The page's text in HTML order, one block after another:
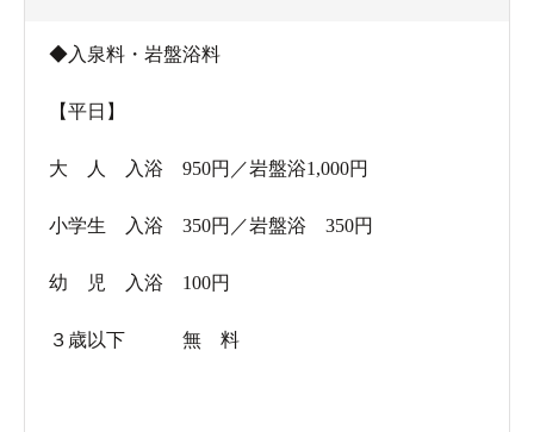
◆入泉料・岩盤浴料
【平日】
大 人 入浴 950円／岩盤浴1,000円
小学生 入浴 350円／岩盤浴 350円
幼 児 入浴 100円
３歳以下 無 料